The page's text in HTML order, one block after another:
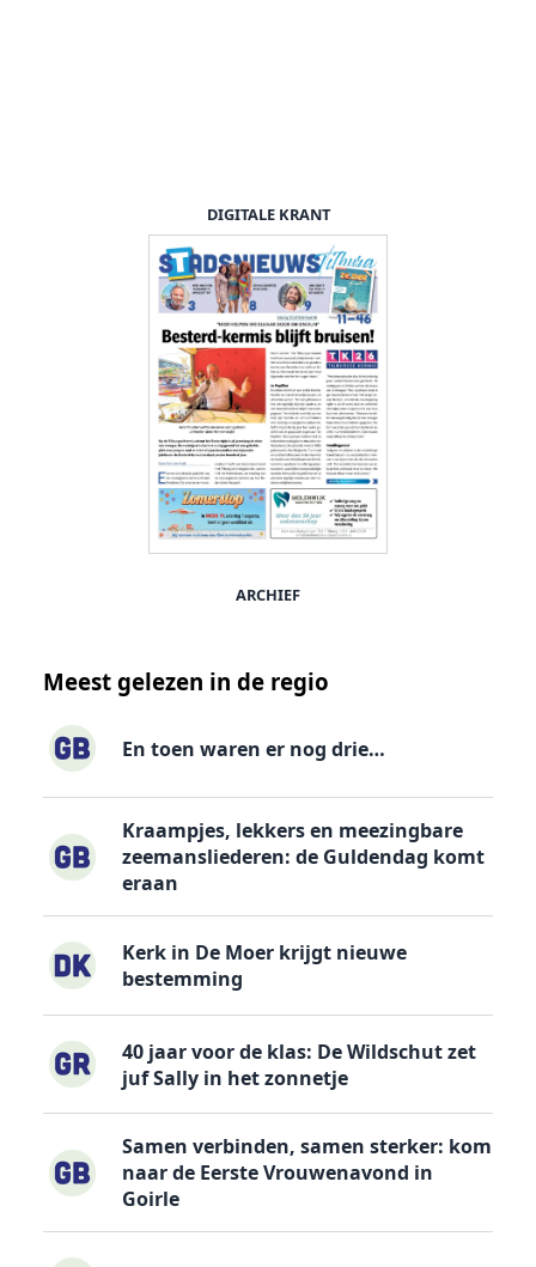
DIGITALE KRANT
ARCHIEF
Meest gelezen in de regio
En toen waren er nog drie…
Kraampjes, lekkers en meezingbare
zeemansliederen: de Guldendag komt
eraan
Kerk in De Moer krijgt nieuwe
bestemming
40 jaar voor de klas: De Wildschut zet
juf Sally in het zonnetje
Samen verbinden, samen sterker: kom
naar de Eerste Vrouwenavond in
Goirle